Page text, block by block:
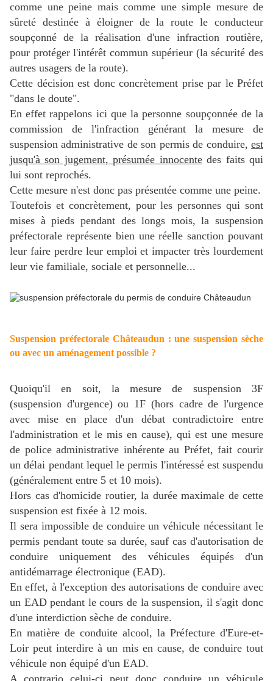
comme une peine mais comme une simple mesure de
sûreté destinée à éloigner de la route le conducteur
soupçonné de la réalisation d'une infraction routière,
pour protéger l'intérêt commun supérieur (la sécurité des
autres usagers de la route).
Cette décision est donc concrètement prise par le Préfet
"dans le doute".
En effet rappelons ici que la personne soupçonnée de la
commission de l'infraction générant la mesure de
suspension administrative de son permis de conduire, est
jusqu'à son jugement, présumée innocentedes faits qui
lui sont reprochés.
Cette mesure n'est donc pas présentée comme une peine.
Toutefois et concrètement, pour les personnes qui sont
mises à pieds pendant des longs mois, la suspension
préfectorale représente bien une réelle sanction pouvant
leur faire perdre leur emploi et impacter très lourdement
leur vie familiale, sociale et personnelle...
Suspension préfectorale Châteaudun : une suspension sèche
ou avec un aménagement possible ?
Quoiqu'il en soit, la mesure de suspension 3F
(suspension d'urgence) ou 1F (hors cadre de l'urgence
avec mise en place d'un débat contradictoire entre
l'administration et le mis en cause), qui est une mesure
de police administrative inhérente au Préfet, fait courir
un délai pendant lequel le permis l'intéressé est suspendu
(généralement entre 5 et 10 mois).
Hors cas d'homicide routier, la durée maximale de cette
suspension est fixée à 12 mois.
Il sera impossible de conduire un véhicule nécessitant le
permis pendant toute sa durée, sauf cas d'autorisation de
conduire uniquement des véhicules équipés d'un
antidémarrage électronique (EAD).
En effet, à l'exception des autorisations de conduire avec
un EAD pendant le cours de la suspension, il s'agit donc
d'une interdiction sèche de conduire.
En matière de conduite alcool, la Préfecture d'Eure-et-
Loir peut interdire à un mis en cause, de conduire tout
véhicule non équipé d'un EAD.